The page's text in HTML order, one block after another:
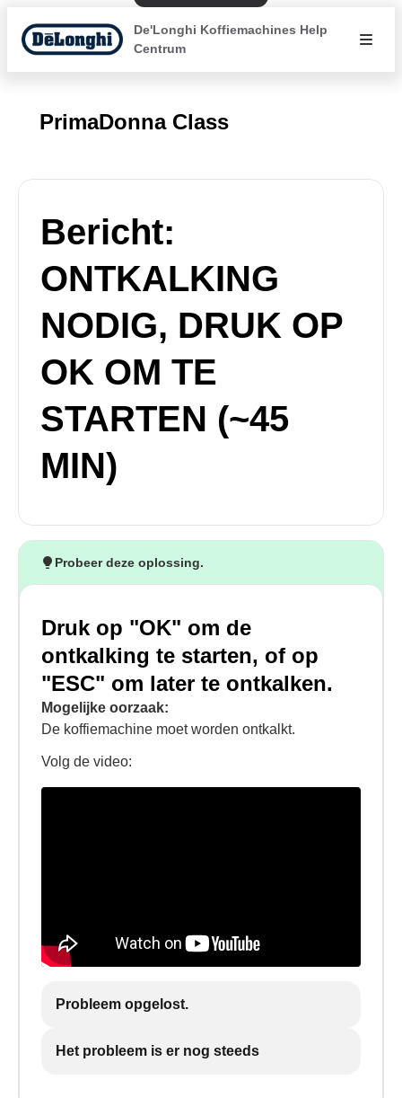
De'Longhi Koffiemachines Help
Centrum
PrimaDonna Class
Bericht:
ONTKALKING
NODIG, DRUK OP
OK OM TE
STARTEN (~45
MIN)
Probeer deze oplossing.
Druk op "OK" om de
ontkalking te starten, of op
"ESC" om later te ontkalken.
Mogelijke oorzaak:
De koffiemachine moet worden ontkalkt.
Volg de video:
Probleem opgelost.
Het probleem is er nog steeds